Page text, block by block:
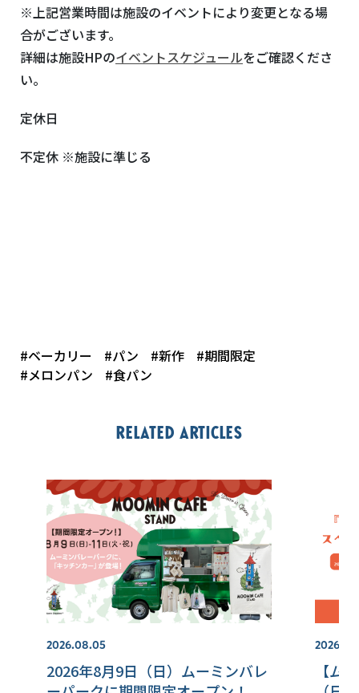
※上記営業時間は施設のイベントにより変更となる場
合がございます。
詳細は施設HPのイベントスケジュールをご確認くださ
い。
定休日
不定休 ※施設に準じる
#ベーカリー #パン #新作
#期間限定
#メロンパン
#食パン
Related articles
2026.08.05
2026年8月9日（日）ムーミンバレ
【ム